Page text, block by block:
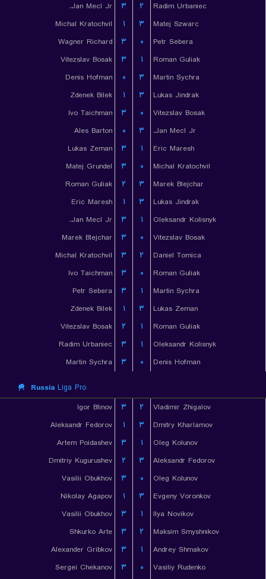
Jan Mecl Jr.
۳ ۲
Radim Urbaniec
Michal Kratochvil
۱ ۳
Matej Szwarc
Wagner Richard
۳ ۰
Petr Sebera
Vitezslav Bosak
۳ ۱
Roman Guliak
Denis Hofman
۰ ۳
Martin Sychra
Zdenek Bilek
۱ ۳
Lukas Jindrak
Ivo Taichman
۳ ۰
Vitezslav Bosak
Ales Barton
۰ ۳
Jan Mecl Jr.
Lukas Zeman
۳ ۱
Eric Maresh
Matej Grundel
۳ ۰
Michal Kratochvil
Roman Guliak
۲ ۳
Marek Blejchar
Eric Maresh
۱ ۳
Lukas Jindrak
Jan Mecl Jr.
۳ ۱
Oleksandr Kolisnyk
Marek Blejchar
۳ ۰
Vitezslav Bosak
Michal Kratochvil
۳ ۲
Daniel Tomica
Ivo Taichman
۳ ۰
Roman Guliak
Petr Sebera
۳ ۱
Martin Sychra
Zdenek Bilek
۱ ۳
Lukas Zeman
Vitezslav Bosak
۲ ۱
Roman Guliak
Radim Urbaniec
۳ ۱
Oleksandr Kolisnyk
Martin Sychra
۳ ۰ Denis Hofman
Russia Liga Pro
Igor Blinov
۳ ۲
Vladimir Zhigalov
Aleksandr Fedorov
۱ ۳
Dmitry Kharlamov
Artem Poidashev
۳ ۱
Oleg Kolunov
Dmitriy Kugurushev
۲ ۳
Aleksandr Fedorov
Vasilii Obukhov
۳ ۰
Oleg Kolunov
Nikolay Agapov
۱ ۳
Evgeny Voronkov
Vasilii Obukhov
۳ ۱
Ilya Novikov
Shkurko Arte
۳ ۲
Maksim Smyshnikov
Alexander Gribkov
۳ ۱
Andrey Shmakov
Sergei Chekanov
۳ ۰ Vasiliy Rudenko